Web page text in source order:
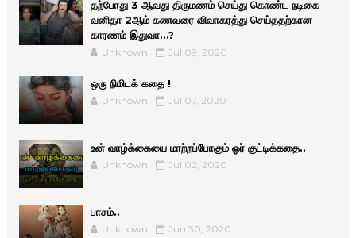
தற்போது 3 ஆவது திருமணம் செய்து கொண்ட நடிகை
வனிதா 2ஆம் கணவரை விவாகரத்து செய்ததற்கான
காரணம் இதுவா…?
Unknown Jul 09, 2020
ஒரு நிமிடக் கதை !
Unknown Jul 07, 2020
உன் வாழ்க்கையை மாற்றப்போகும் ஓர் குட்டிக்கதை..
Unknown Jul 02, 2020
பாசம்..
Unknown Jun 30, 2020